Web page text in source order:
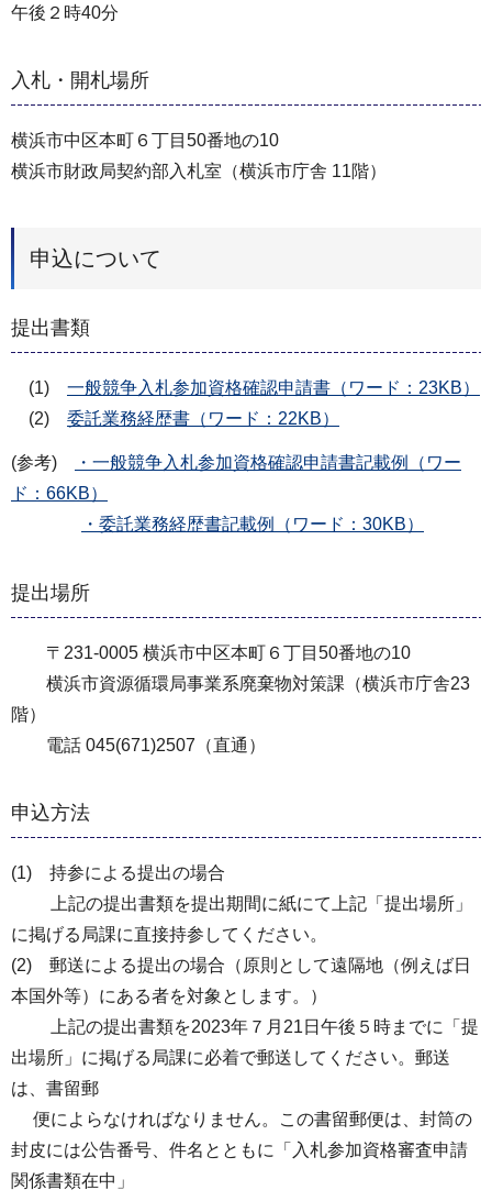
午後２時40分
入札・開札場所
横浜市中区本町６丁目50番地の10
横浜市財政局契約部入札室（横浜市庁舎 11階）
申込について
提出書類
(1) 一般競争入札参加資格確認申請書（ワード：23KB）
(2) 委託業務経歴書（ワード：22KB）
(参考)
・一般競争入札参加資格確認申請書記載例（ワー
ド：66KB）
・委託業務経歴書記載例（ワード：30KB）
提出場所
〒231-0005 横浜市中区本町６丁目50番地の10
横浜市資源循環局事業系廃棄物対策課（横浜市庁舎23
階）
電話 045(671)2507（直通）
申込方法
(1) 持参による提出の場合
上記の提出書類を提出期間に紙にて上記「提出場所」
に掲げる局課に直接持参してください。
(2) 郵送による提出の場合（原則として遠隔地（例えば日
本国外等）にある者を対象とします。）
上記の提出書類を2023年７月21日午後５時までに「提
出場所」に掲げる局課に必着で郵送してください。郵送
は、書留郵
便によらなければなりません。この書留郵便は、封筒の
封皮には公告番号、件名とともに「入札参加資格審査申請
関係書類在中」